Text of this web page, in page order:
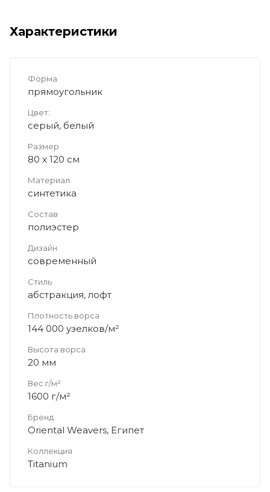
Характеристики
Форма
прямоугольник
Цвет:
серый, белый
Размер
80 x 120 см
Материал
синтетика
Состав
полиэстер
Дизайн
современный
Стиль
абстракция, лофт
Плотность ворса
144 000 узелков/м²
Высота ворса
20 мм
Вес г/м²
1600 г/м²
Бренд
Oriental Weavers, Египет
Коллекция
Titanium